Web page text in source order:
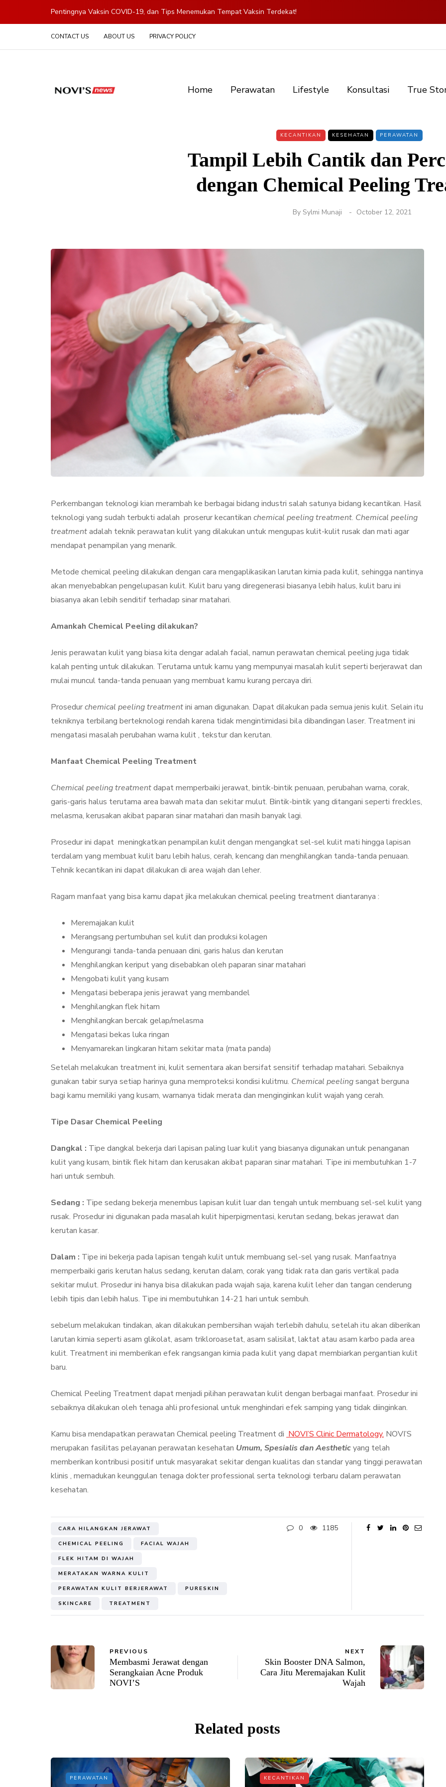
Pentingnya Vaksin COVID-19, dan Tips Menemukan Tempat Vaksin Terdekat!
CONTACT US ABOUT US PRIVACY POLICY
Home Perawatan Lifestyle Konsultasi True
KECANTIKAN KESEHATAN PERAWATAN
Tampil Lebih Cantik dan
dengan Chemical Peeling
By Sylmi Munaji October 12, 2021
Perkembangan teknologi kian merambah ke berbagai bidang industri salah satunya bidang kecantikan. Hasil
teknologi yang sudah terbukti adalah proserur kecantikan chemical peeling treatment. Chemical peeling
treatmentadalah teknik perawatan kulit yang dilakukan untuk mengupas kulit-kulit rusak dan mati agar
mendapat penampilan yang menarik.
Metode chemical peeling dilakukan dengan cara mengaplikasikan larutan kimia pada kulit, sehingga nantinya
akan menyebabkan pengelupasan kulit. Kulit baru yang diregenerasi biasanya lebih halus, kulit baru ini
biasanya akan lebih senditif terhadap sinar matahari.
Amankah Chemical Peeling dilakukan?
Jenis perawatan kulit yang biasa kita dengar adalah facial, namun perawatan chemical peeling juga tidak
kalah penting untuk dilakukan. Terutama untuk kamu yang mempunyai masalah kulit seperti berjerawat dan
mulai muncul tanda-tanda penuaan yang membuat kamu kurang percaya diri.
Prosedurchemical peeling treatmentini aman digunakan. Dapat dilakukan pada semua jenis kulit. Selain itu
tekniknya terbilang berteknologi rendah karena tidak mengintimidasi bila dibandingan laser. Treatment ini
mengatasi masalah perubahan warna kulit , tekstur dan kerutan.
Manfaat Chemical Peeling Treatment
Chemical peeling treatmentdapat memperbaiki jerawat, bintik-bintik penuaan, perubahan warna, corak,
garis-garis halus terutama area bawah mata dan sekitar mulut. Bintik-bintik yang ditangani seperti freckles,
melasma, kerusakan akibat paparan sinar matahari dan masih banyak lagi.
Prosedur ini dapat meningkatkan penampilan kulit dengan mengangkat sel-sel kulit mati hingga lapisan
terdalam yang membuat kulit baru lebih halus, cerah, kencang dan menghilangkan tanda-tanda penuaan.
Tehnik kecantikan ini dapat dilakukan di area wajah dan leher.
Ragam manfaat yang bisa kamu dapat jika melakukan chemical peeling treatment diantaranya :
Meremajakan kulit
Merangsang pertumbuhan sel kulit dan produksi kolagen
Mengurangi tanda-tanda penuaan dini, garis halus dan kerutan
Menghilangkan keriput yang disebabkan oleh paparan sinar matahari
Mengobati kulit yang kusam
Mengatasi beberapa jenis jerawat yang membandel
Menghilangkan flek hitam
Menghilangkan bercak gelap/melasma
Mengatasi bekas luka ringan
Menyamarekan lingkaran hitam sekitar mata (mata panda)
Setelah melakukan treatment ini, kulit sementara akan bersifat sensitif terhadap matahari. Sebaiknya
gunakan tabir surya setiap harinya guna memproteksi kondisi kulitmu. Chemical peelingsangat berguna
bagi kamu memiliki yang kusam, warnanya tidak merata dan menginginkan kulit wajah yang cerah.
Tipe Dasar Chemical Peeling
Dangkal : Tipe dangkal bekerja dari lapisan paling luar kulit yang biasanya digunakan untuk penanganan
kulit yang kusam, bintik flek hitam dan kerusakan akibat paparan sinar matahari. Tipe ini membutuhkan 1-7
hari untuk sembuh.
Sedang : Tipe sedang bekerja menembus lapisan kulit luar dan tengah untuk membuang sel-sel kulit yang
rusak. Prosedur ini digunakan pada masalah kulit hiperpigmentasi, kerutan sedang, bekas jerawat dan
kerutan kasar.
Dalam : Tipe ini bekerja pada lapisan tengah kulit untuk membuang sel-sel yang rusak. Manfaatnya
memperbaiki garis kerutan halus sedang, kerutan dalam, corak yang tidak rata dan garis vertikal pada
sekitar mulut. Prosedur ini hanya bisa dilakukan pada wajah saja, karena kulit leher dan tangan cenderung
lebih tipis dan lebih halus. Tipe ini membutuhkan 14-21 hari untuk sembuh.
sebelum melakukan tindakan, akan dilakukan pembersihan wajah terlebih dahulu, setelah itu akan diberikan
larutan kimia seperti asam glikolat, asam trikloroasetat, asam salisilat, laktat atau asam karbo pada area
kulit. Treatment ini memberikan efek rangsangan kimia pada kulit yang dapat membiarkan pergantian kulit
baru.
Chemical Peeling Treatment dapat menjadi pilihan perawatan kulit dengan berbagai manfaat. Prosedur ini
sebaiknya dilakukan oleh tenaga ahli profesional untuk menghindari efek samping yang tidak diinginkan.
Kamu bisa mendapatkan perawatan Chemical peeling Treatment di NOVI’S Clinic Dermatology. NOVI’S
merupakan fasilitas pelayanan perawatan kesehatan Umum, Spesialis dan Aestheticyang telah
memberikan kontribusi positif untuk masyarakat sekitar dengan kualitas dan standar yang tinggi perawatan
klinis , memadukan keunggulan tenaga dokter professional serta teknologi terbaru dalam perawatan
kesehatan.
CARA HILANGKAN JERAWAT
CHEMICAL PEELING FACIAL WAJAH
FLEK HITAM DI WAJAH
MERATAKAN WARNA KULIT
PERAWATAN KULIT BERJERAWAT PURESKIN
SKINCARE TREATMENT
0 1185
PREVIOUS
Membasmi Jerawat dengan
Serangkaian Acne Produk
NOVI’S
NEXT
Skin Booster DNA Salmon,
Cara Jitu Meremajakan Kulit
Wajah
Related posts
PERAWATAN KECANTIKAN
KECANTIKAN PERAWATAN
Collagen Stimulator
Treatment, Satu
Perawatan Segudang
BySylmi Munaji November 26, 2021
LIFESTYLE
Terjadi Pengelupasan
Kulit Setelah Facial
Treatment? Ini
BySylmi Munaji November 20, 2021